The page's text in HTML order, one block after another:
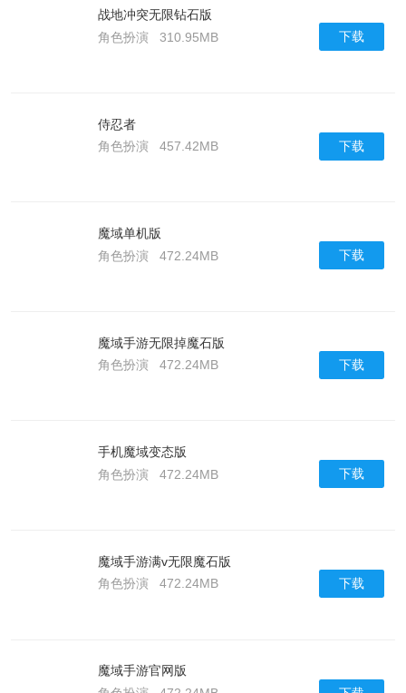
战地冲突无限钻石版
角色扮演
310.95MB 下载
侍忍者
角色扮演
457.42MB 下载
魔域单机版
角色扮演
472.24MB 下载
魔域手游无限掉魔石版
角色扮演
472.24MB 下载
手机魔域变态版
角色扮演
472.24MB 下载
魔域手游满v无限魔石版
角色扮演
472.24MB 下载
魔域手游官网版